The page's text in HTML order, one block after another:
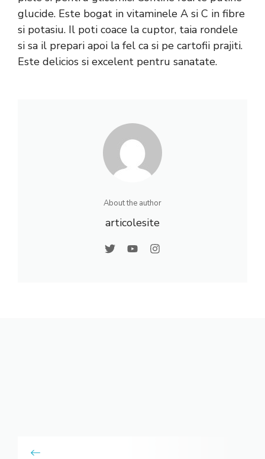
glucide. Este bogat in vitaminele A si C in fibre
si potasiu. Il poti coace la cuptor, taia rondele
si sa il prepari apoi la fel ca si pe cartofii prajiti.
Este delicios si excelent pentru sanatate.
About the author
articolesite